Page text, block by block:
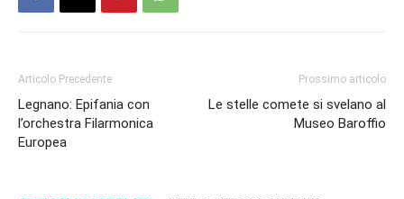
Articolo Precedente
Legnano: Epifania con
l’orchestra Filarmonica
Europea
Prossimo articolo
Le stelle comete si svelano al
Museo Baroffio